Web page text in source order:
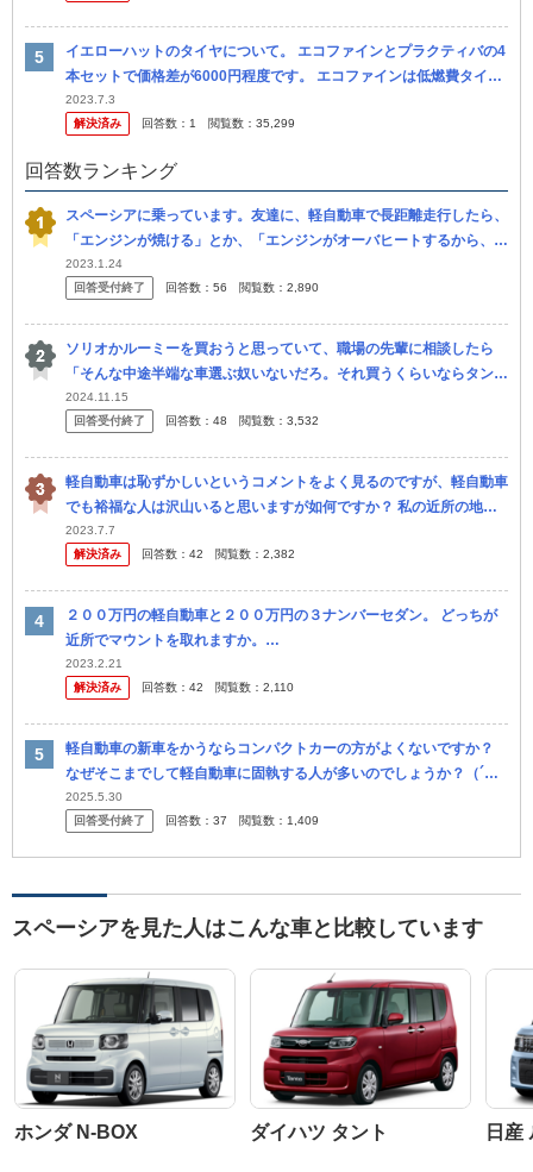
イエローハットのタイヤについて。 エコファインとプラクティバの4
本セットで価格差が6000円程度です。 エコファインは低燃費タイヤ
ですが、5万キロ走行した場合にプラクティバとのガソリン代の差
は...
2023.7.3
解決済み
回答数： 1 閲覧数： 35,299
回答数ランキング
スペーシアに乗っています。友達に、軽自動車で長距離走行したら、
「エンジンが焼ける」とか、「エンジンがオーバヒートするから、や
めといた方がいい」と言われました。 私は旅行が好きなので、長距
離走行し...
2023.1.24
回答受付終了
回答数： 56 閲覧数： 2,890
ソリオかルーミーを買おうと思っていて、職場の先輩に相談したら
「そんな中途半端な車選ぶ奴いないだろ。それ買うくらいならタント
やスペーシアを買えよ。使い勝手変わらないから。」と言われまし
た。 「軽自...
2024.11.15
回答受付終了
回答数： 48 閲覧数： 3,532
軽自動車は恥ずかしいというコメントをよく見るのですが、軽自動車
でも裕福な人は沢山いると思いますが如何ですか？ 私の近所の地主
はデカい輸入住宅でビルトインガレージの家。 ジムニーとスペーシ
アカスタ...
2023.7.7
解決済み
回答数： 42 閲覧数： 2,382
２００万円の軽自動車と２００万円の３ナンバーセダン。 どっちが
近所でマウントを取れますか。
・・・・・・・・・・・・・・・・・・・・・ 最近は３ナンバーセ
ダンと軽自動車が同じ値段だそうですが。 ...
2023.2.21
解決済み
回答数： 42 閲覧数： 2,110
軽自動車の新車をかうならコンパクトカーの方がよくないですか？
なぜそこまでして軽自動車に固執する人が多いのでしょうか？（´・
ω・｀） 今や、ワゴンRやスペーシア、タント、NBOXなどの軽自動
車は...
2025.5.30
回答受付終了
回答数： 37 閲覧数： 1,409
スペーシアを見た人はこんな車と比較しています
ホンダ N-BOX ダイハツ タント 日産